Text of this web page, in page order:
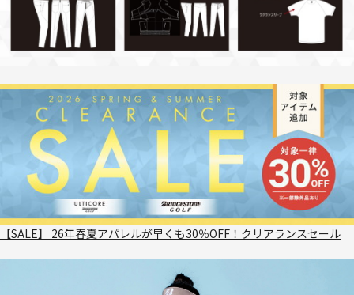
【SALE】 26年春夏アパレルが早くも30％OFF！クリアランスセール